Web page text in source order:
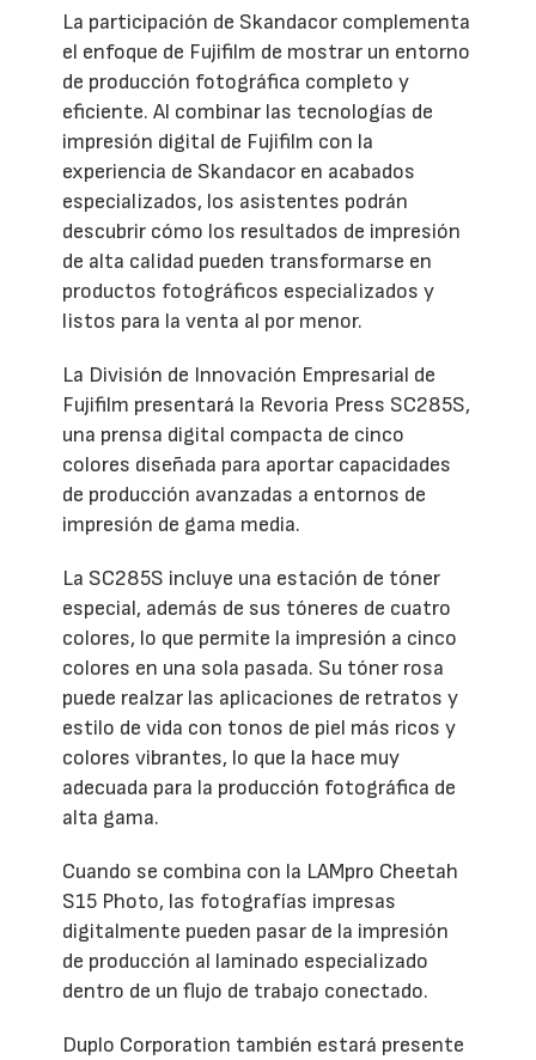
La participación de Skandacor complementa
el enfoque de Fujifilm de mostrar un entorno
de producción fotográfica completo y
eficiente. Al combinar las tecnologías de
impresión digital de Fujifilm con la
experiencia de Skandacor en acabados
especializados, los asistentes podrán
descubrir cómo los resultados de impresión
de alta calidad pueden transformarse en
productos fotográficos especializados y
listos para la venta al por menor.
La División de Innovación Empresarial de
Fujifilm presentará la Revoria Press SC285S,
una prensa digital compacta de cinco
colores diseñada para aportar capacidades
de producción avanzadas a entornos de
impresión de gama media.
La SC285S incluye una estación de tóner
especial, además de sus tóneres de cuatro
colores, lo que permite la impresión a cinco
colores en una sola pasada. Su tóner rosa
puede realzar las aplicaciones de retratos y
estilo de vida con tonos de piel más ricos y
colores vibrantes, lo que la hace muy
adecuada para la producción fotográfica de
alta gama.
Cuando se combina con la LAMpro Cheetah
S15 Photo, las fotografías impresas
digitalmente pueden pasar de la impresión
de producción al laminado especializado
dentro de un flujo de trabajo conectado.
Duplo Corporation también estará presente